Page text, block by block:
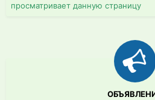
просматривает данную страницу